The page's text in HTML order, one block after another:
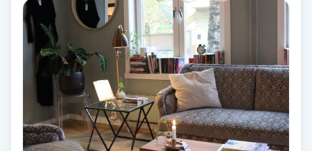
Fibromassage
Fillers
Fotmassage
Fotsvamp